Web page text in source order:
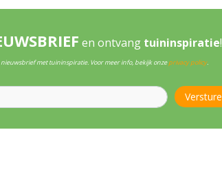
en ontvang tuininspiratie!
met tuininspiratie. Voor meer info, bekijk onzeprivacy policy.